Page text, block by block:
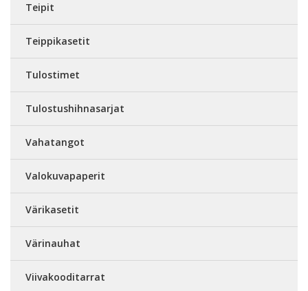
Teipit
Teippikasetit
Tulostimet
Tulostushihnasarjat
Vahatangot
Valokuvapaperit
Värikasetit
Värinauhat
Viivakooditarrat